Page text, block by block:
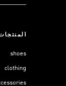
shoes
clothing